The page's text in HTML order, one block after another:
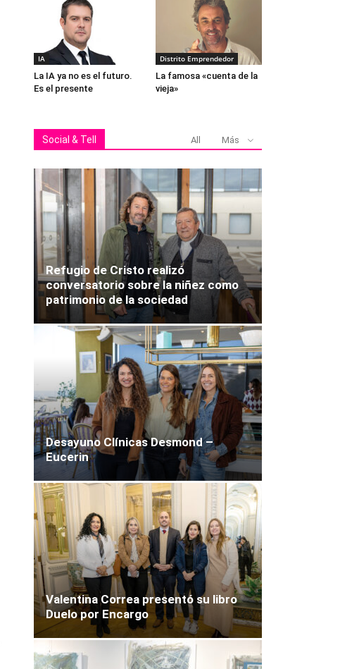
IA
La IA ya no es el futuro.
Es el presente
Distrito Emprendedor
La famosa «cuenta de la
vieja»
Social & Tell All Más
Refugio de Cristo realizó
conversatorio sobre la niñez como
patrimonio de la sociedad
Desayuno Clínicas Desmond –
Eucerin
Valentina Correa presentó su libro
Duelo por Encargo